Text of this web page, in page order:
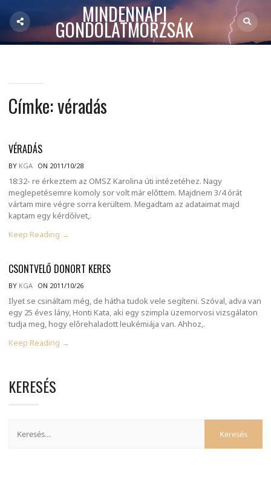
MINDENNAPI
GONDOLATMORZSÁK
Címke:véradás
VÉRADÁS
BY KGA ON 2011/10/28
18:32- re érkeztem az OMSZ Karolina úti intézetéhez. Nagy
meglepetésemre komoly sor volt már előttem. Majdnem 3/4 órát
vártam mire végre sorra kerültem. Megadtam az adataimat majd
kaptam egy kérdőívet,.
Keep Reading →
CSONTVELŐ DONORT KERES
BY KGA ON 2011/10/26
Ilyet se csináltam még, de hátha tudok vele segíteni. Szóval, adva van
egy 25 éves lány, Honti Kata, aki egy szimpla üzemorvosi vizsgálaton
tudja meg, hogy előrehaladott leukémiája van. Ahhoz,.
Keep Reading →
KERESÉS